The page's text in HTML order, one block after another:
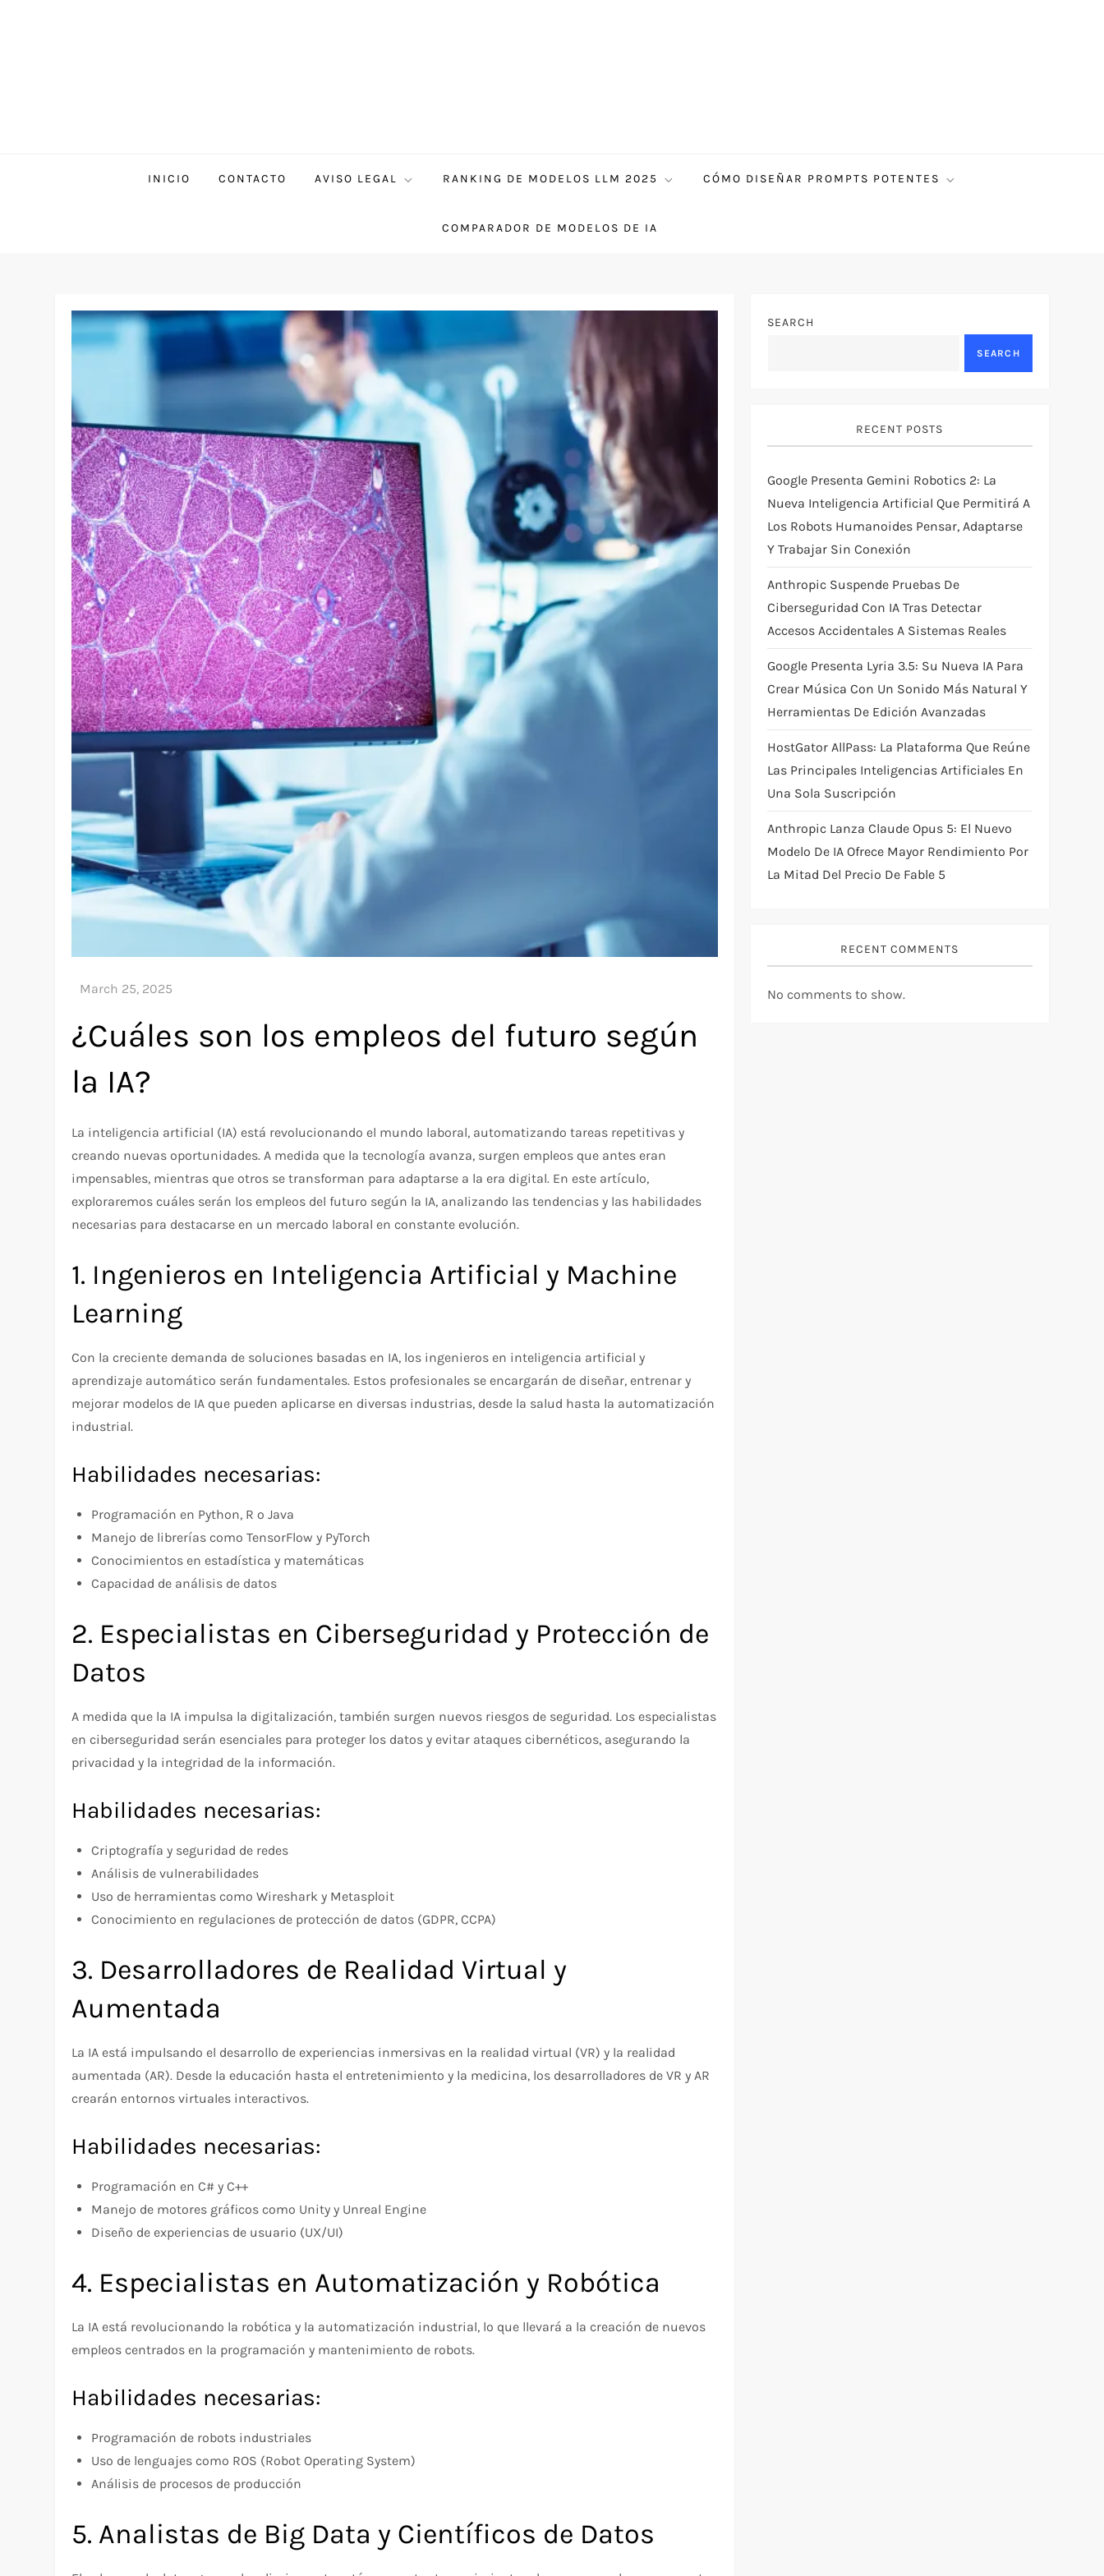
INICIO CONTACTO AVISO LEGAL RANKING DE MODELOS LLM 2025 CÓMO DISEÑAR PROMPTS POTENTES
COMPARADOR DE MODELOS DE IA
¿Cuáles son los empleos del futuro según
la IA?
La inteligencia artificial (IA) está revolucionando el mundo laboral, automatizando tareas repetitivas y
creando nuevas oportunidades. A medida que la tecnología avanza, surgen empleos que antes eran
impensables, mientras que otros se transforman para adaptarse a la era digital. En este artículo,
exploraremos cuáles serán los empleos del futuro según la IA, analizando las tendencias y las habilidades
necesarias para destacarse en un mercado laboral en constante evolución.
1. Ingenieros en Inteligencia Artificial y Machine
Learning
Con la creciente demanda de soluciones basadas en IA, los ingenieros en inteligencia artificial y
aprendizaje automático serán fundamentales. Estos profesionales se encargarán de diseñar, entrenar y
mejorar modelos de IA que pueden aplicarse en diversas industrias, desde la salud hasta la automatización
industrial.
Habilidades necesarias:
Programación en Python, R o Java
Manejo de librerías como TensorFlow y PyTorch
Conocimientos en estadística y matemáticas
Capacidad de análisis de datos
2. Especialistas en Ciberseguridad y Protección de
Datos
A medida que la IA impulsa la digitalización, también surgen nuevos riesgos de seguridad. Los especialistas
en ciberseguridad serán esenciales para proteger los datos y evitar ataques cibernéticos, asegurando la
privacidad y la integridad de la información.
Habilidades necesarias:
Criptografía y seguridad de redes
Análisis de vulnerabilidades
Uso de herramientas como Wireshark y Metasploit
Conocimiento en regulaciones de protección de datos (GDPR, CCPA)
3. Desarrolladores de Realidad Virtual y
Aumentada
La IA está impulsando el desarrollo de experiencias inmersivas en la realidad virtual (VR) y la realidad
aumentada (AR). Desde la educación hasta el entretenimiento y la medicina, los desarrolladores de VR y AR
crearán entornos virtuales interactivos.
Habilidades necesarias:
Programación en C# y C++
Manejo de motores gráficos como Unity y Unreal Engine
Diseño de experiencias de usuario (UX/UI)
4. Especialistas en Automatización y Robótica
La IA está revolucionando la robótica y la automatización industrial, lo que llevará a la creación de nuevos
empleos centrados en la programación y mantenimiento de robots.
Habilidades necesarias:
Programación de robots industriales
Uso de lenguajes como ROS (Robot Operating System)
Análisis de procesos de producción
5. Analistas de Big Data y Científicos de Datos
SEARCH
SEARCH
RECENT POSTS
Google Presenta Gemini Robotics 2: La
Nueva Inteligencia Artificial Que Permitirá A
Los Robots Humanoides Pensar, Adaptarse
Y Trabajar Sin Conexión
Anthropic Suspende Pruebas De
Ciberseguridad Con IA Tras Detectar
Accesos Accidentales A Sistemas Reales
Google Presenta Lyria 3.5: Su Nueva IA Para
Crear Música Con Un Sonido Más Natural Y
Herramientas De Edición Avanzadas
HostGator AllPass: La Plataforma Que Reúne
Las Principales Inteligencias Artificiales En
Una Sola Suscripción
Anthropic Lanza Claude Opus 5: El Nuevo
Modelo De IA Ofrece Mayor Rendimiento Por
La Mitad Del Precio De Fable 5
RECENT COMMENTS
No comments to show.